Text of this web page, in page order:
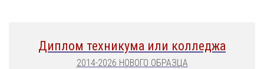
Диплом техникума или колледжа
2014-2026 НОВОГО ОБРАЗЦА